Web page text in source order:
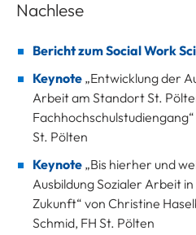
Nachlese
Bericht zum Social Work
Keynote „Entwicklung der
Arbeit am Standort St.
St. Pölten
Keynote „Bis hierher und
Ausbildung Sozialer Arbeit
Zukunft“ von Christine
Schmid, FH St. Pölten